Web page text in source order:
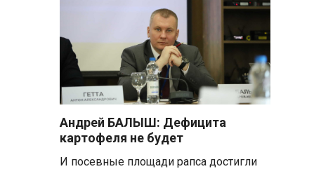
Андрей БАЛЫШ: Дефицита
картофеля не будет
И посевные площади рапса достигли